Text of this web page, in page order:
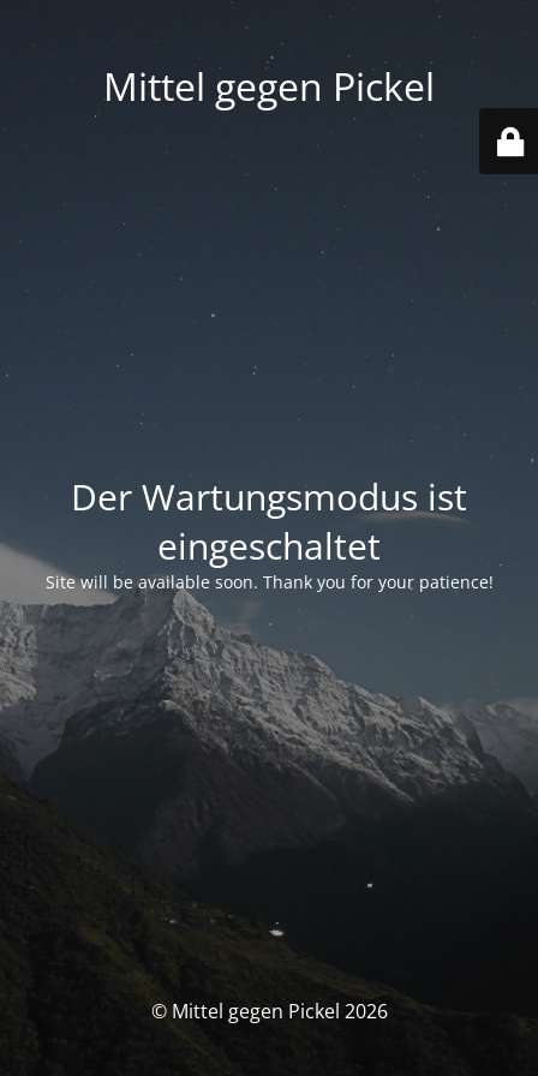
Mittel gegen Pickel
Der Wartungsmodus ist
eingeschaltet
Site will be available soon. Thank you for your patience!
© Mittel gegen Pickel 2026